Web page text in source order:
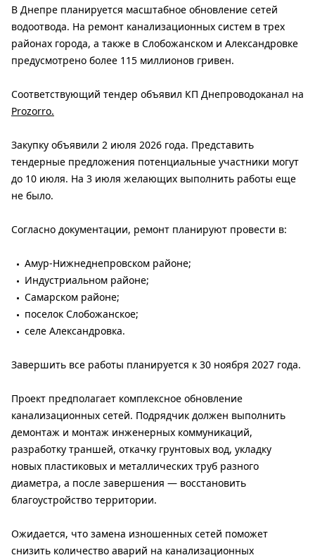
В Днепре планируется масштабное обновление сетей
водоотвода. На ремонт канализационных систем в трех
районах города, а также в Слобожанском и Александровке
предусмотрено более 115 миллионов гривен.
Соответствующий тендер объявил КП Днепроводоканал на
Prozorro.
Закупку объявили 2 июля 2026 года. Представить
тендерные предложения потенциальные участники могут
до 10 июля. На 3 июля желающих выполнить работы еще
не было.
Согласно документации, ремонт планируют провести в:
Амур-Нижнеднепровском районе;
Индустриальном районе;
Самарском районе;
поселок Слобожанское;
селе Александровка.
Завершить все работы планируется к 30 ноября 2027 года.
Проект предполагает комплексное обновление
канализационных сетей. Подрядчик должен выполнить
демонтаж и монтаж инженерных коммуникаций,
разработку траншей, откачку грунтовых вод, укладку
новых пластиковых и металлических труб разного
диаметра, а после завершения — восстановить
благоустройство территории.
Ожидается, что замена изношенных сетей поможет
снизить количество аварий на канализационных